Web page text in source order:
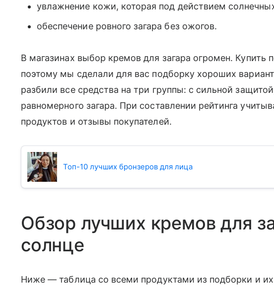
увлажнение кожи, которая под действием
обеспечение ровного загара без ожогов.
В магазинах выбор кремов для загара огромен. Купить
поэтому мы сделали для вас подборку хороших
разбили все средства на три группы: с сильной
равномерного загара. При составлении рейтинга
продуктов и отзывы покупателей.
Топ-10 лучших бронзеров для лица
Обзор лучших кремов для
солнце
Ниже — таблица со всеми продуктами из подборки и